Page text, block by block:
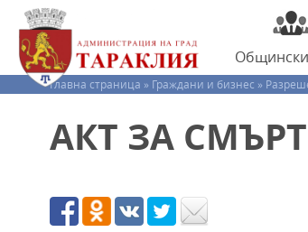
Общински
Главна страница » Граждани и бизнес »
АКТ ЗА СМЪРТ